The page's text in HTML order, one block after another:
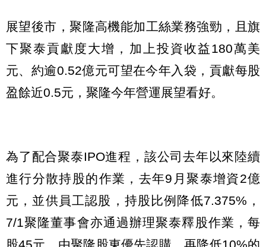
展望後市，聚隆高機能加工絲業務強勁，且旗
下聚泰貢獻度大增，加上投資收益180萬美
元、約逾0.52億元可望在今年入袋，貢獻每股
盈餘近0.5元，聚隆今年營運展望看好。
為了配合聚泰IPO進程，該公司去年以來陸續
進行分散持股的作業，去年9月聚泰增資2億
元，並供員工認股，持股比例降低7.375%，
7/1聚隆董事會亦通過辦理聚泰釋股作業，每